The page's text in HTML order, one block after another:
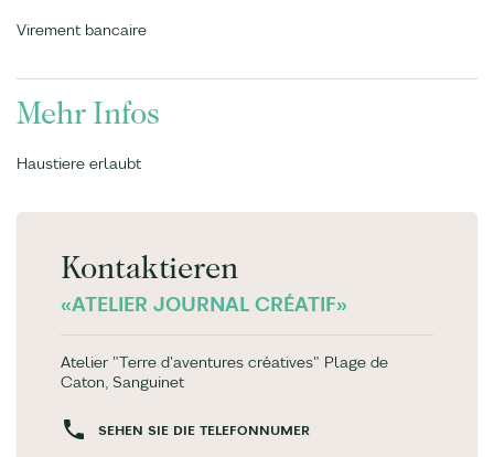
Virement bancaire
Mehr Infos
Haustiere erlaubt
Kontaktieren
«ATELIER JOURNAL CRÉATIF»
Atelier "Terre d'aventures créatives" Plage de
Caton, Sanguinet
SEHEN SIE DIE TELEFONNUMER